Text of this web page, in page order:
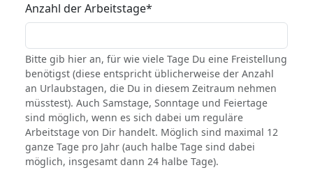
Anzahl der Arbeitstage*
Bitte gib hier an, für wie viele Tage Du eine Freistellung
benötigst (diese entspricht üblicherweise der Anzahl
an Urlaubstagen, die Du in diesem Zeitraum nehmen
müsstest). Auch Samstage, Sonntage und Feiertage
sind möglich, wenn es sich dabei um reguläre
Arbeitstage von Dir handelt. Möglich sind maximal 12
ganze Tage pro Jahr (auch halbe Tage sind dabei
möglich, insgesamt dann 24 halbe Tage).